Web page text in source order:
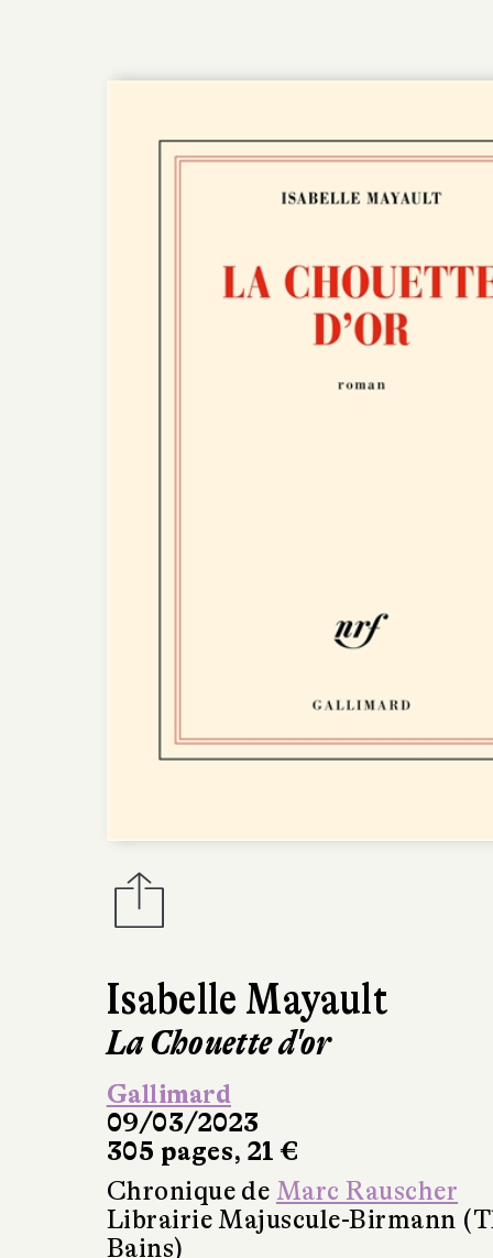
Isabelle Mayault
La Chouette d'or
Gallimard
09/03/2023
305 pages, 21 €
Chronique de Marc Rauscher
Librairie Majuscule-Birmann
Bains)